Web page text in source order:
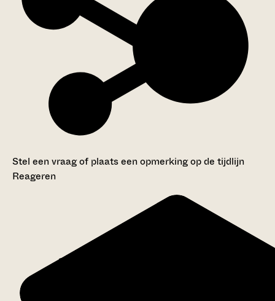
Stel een vraag of plaats een opmerking op de tijdlijn
Reageren